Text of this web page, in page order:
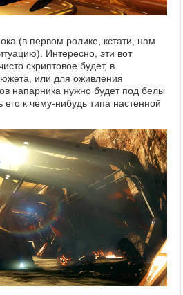
(в первом ролике, кстати, нам
Интересно, эти вот
скриптовое будет, в
или для оживления
напарника нужно будет под белы
его к чему-нибудь типа настенной